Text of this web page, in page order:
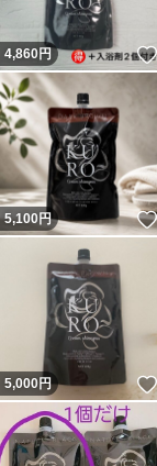
4,860円
5,100円
5,000円